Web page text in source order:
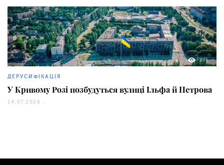
235
ДЕРУСИФІКАЦІЯ
У Кривому Розі позбудуться вулиці Ільфа й Петрова
14.07.2026 -